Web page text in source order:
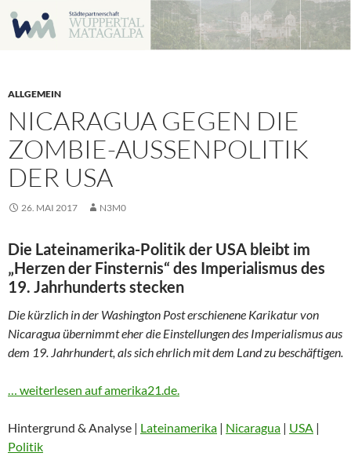
Zum
Inhalt
ALLGEMEIN
NICARAGUA GEGEN DIE
ZOMBIE-AUSSENPOLITIK D
ER USA
26. MAI 2017 N3M0
Die Lateinamerika-Politik der USA bleibt im
„Herzen der Finsternis“ des Imperialismus des
19. Jahrhunderts stecken
Die kürzlich in der Washington Post erschienene Karikatur von
Nicaragua übernimmt eher die Einstellungen des Imperialismus aus
dem 19. Jahrhundert, als sich ehrlich mit dem Land zu beschäftigen.
… weiterlesen auf amerika21.de.
Hintergrund & Analyse | Lateinamerika | Nicaragua | USA |
Politik